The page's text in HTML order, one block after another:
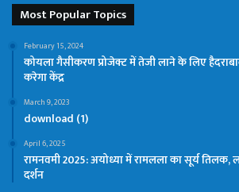
Most Popular Topics
February 15, 2024
कोयला गैसीकरण प्रोजेक्ट में तेजी लाने के लिए
करेगा केंद्र
March 9, 2023
download (1)
April 6, 2025
रामनवमी 2025: अयोध्या में रामलला का सूर्य तिलक,
दर्शन